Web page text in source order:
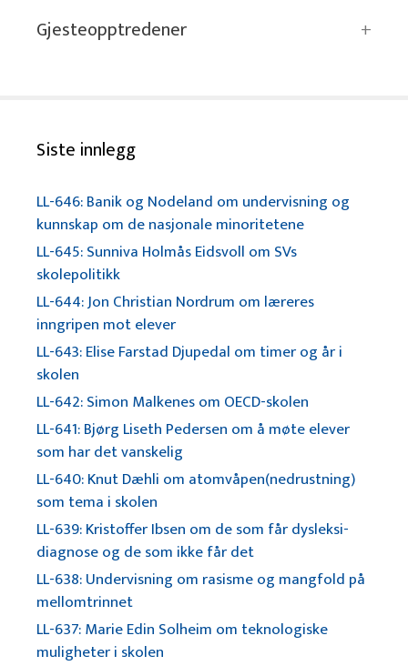
Gjesteopptredener
Siste innlegg
LL-646: Banik og Nodeland om undervisning og
kunnskap om de nasjonale minoritetene
LL-645: Sunniva Holmås Eidsvoll om SVs
skolepolitikk
LL-644: Jon Christian Nordrum om læreres
inngripen mot elever
LL-643: Elise Farstad Djupedal om timer og år i
skolen
LL-642: Simon Malkenes om OECD-skolen
LL-641: Bjørg Liseth Pedersen om å møte elever
som har det vanskelig
LL-640: Knut Dæhli om atomvåpen(nedrustning)
som tema i skolen
LL-639: Kristoffer Ibsen om de som får dysleksi-
diagnose og de som ikke får det
LL-638: Undervisning om rasisme og mangfold på
mellomtrinnet
LL-637: Marie Edin Solheim om teknologiske
muligheter i skolen